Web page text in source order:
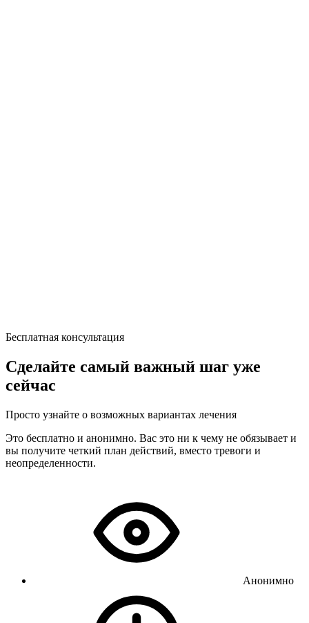
Бесплатная консультация
Сделайте самый важный шаг уже
сейчас
Просто узнайте о возможных вариантах лечения
Это бесплатно и анонимно. Вас это ни к чему не обязывает и
вы получите четкий план действий, вместо тревоги и
неопределенности.
Анонимно